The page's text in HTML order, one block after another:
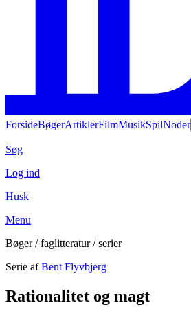
ForsideBøgerArtiklerFilmMusikSpilNoder
Søg
Log ind
Husk
Menu
Bøger / faglitteratur / serier
Serie af Bent Flyvbjerg
Rationalitet og magt